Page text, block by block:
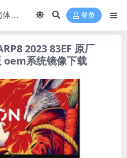
登录
2023 83EF 原厂
系统镜像下载